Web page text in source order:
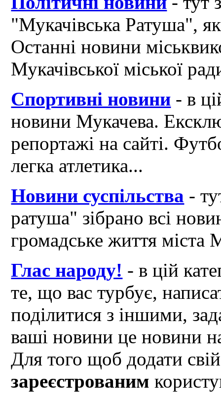
"Мукачівська Ратуша",
Останні новини
Мукачівської міської
Спортивні новини - в
новини Мукачева.
репортажі на сайті.
легка атлетика...
Новини суспільства -
ратуша" зібрано всі
громадське життя міста
Глас народу! - в цій
те, що вас турбує,
поділитися з іншими,
ваші новини це новини
Для того щоб додати
зареєстрованим